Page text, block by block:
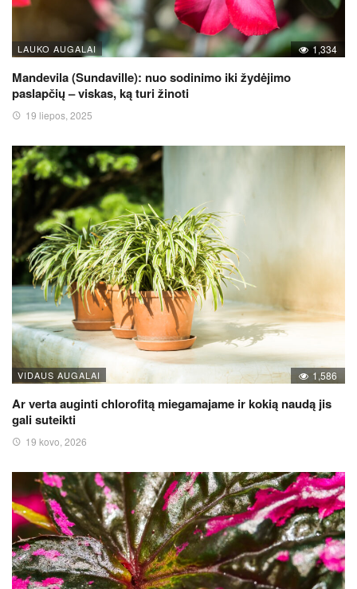
LAUKO AUGALAI 1,334
Mandevila (Sundaville): nuo sodinimo iki žydėjimo
paslapčių – viskas, ką turi žinoti
19 liepos, 2025
VIDAUS AUGALAI 1,586
Ar verta auginti chlorofitą miegamajame ir kokią naudą jis
gali suteikti
19 kovo, 2026